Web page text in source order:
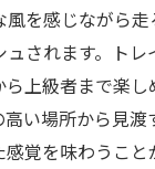
を感じながら走
されます。ト
上級者まで楽
い場所から見渡
覚を味わうこと